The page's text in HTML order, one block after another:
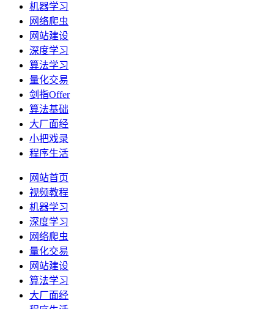
机器学习
网络爬虫
网站建设
深度学习
算法学习
量化交易
剑指Offer
算法基础
大厂面经
小把戏录
程序生活
网站首页
视频教程
机器学习
深度学习
网络爬虫
量化交易
网站建设
算法学习
大厂面经